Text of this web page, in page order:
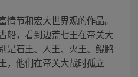
情节和宏大世界观的作品。
船，看到边荒七王在帝关大
是石王、人王、火王、鲲鹏
，他们在帝关大战时孤立